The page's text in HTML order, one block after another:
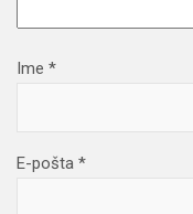
Ime *
E-pošta *